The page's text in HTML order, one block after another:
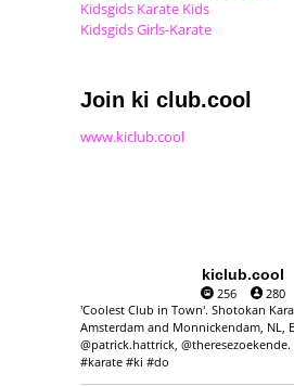
Kidsgids Karate Kids
Kidsgids Girls-Karate
Join ki club.cool
www.kiclub.cool
kiclub.cool
256
280
'Coolest Club in Town'. Shotokan
Amsterdam and Monnickendam, NL,
@patrick.hattrick, @theresezoekende.
#karate #ki #do